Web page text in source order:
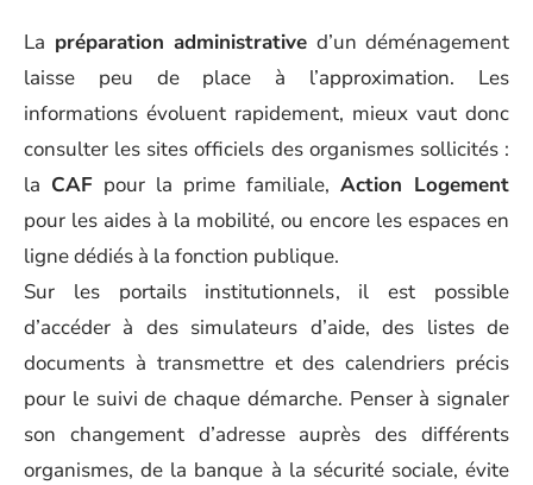
La préparation administrative d’un déménagement
laisse peu de place à l’approximation. Les
informations évoluent rapidement, mieux vaut donc
consulter les sites officiels des organismes sollicités :
la CAF pour la prime familiale, Action Logement
pour les aides à la mobilité, ou encore les espaces en
ligne dédiés à la fonction publique.
Sur les portails institutionnels, il est possible
d’accéder à des simulateurs d’aide, des listes de
documents à transmettre et des calendriers précis
pour le suivi de chaque démarche. Penser à signaler
son changement d’adresse auprès des différents
organismes, de la banque à la sécurité sociale, évite